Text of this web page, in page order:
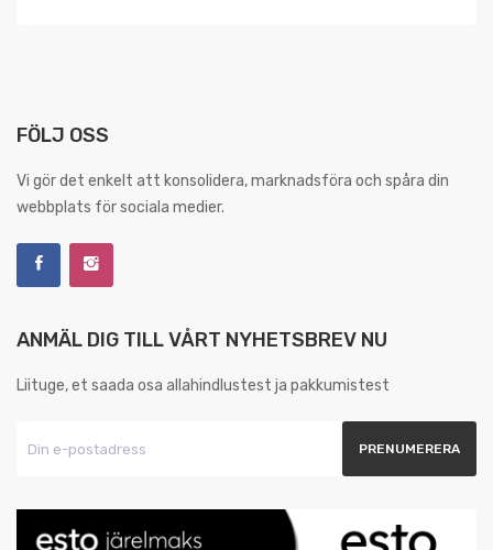
FÖLJ OSS
Vi gör det enkelt att konsolidera, marknadsföra och spåra din
webbplats för sociala medier.
ANMÄL DIG TILL VÅRT NYHETSBREV NU
Liituge, et saada osa allahindlustest ja pakkumistest